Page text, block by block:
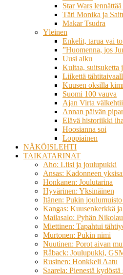
Star Wars
Täti Monika ja
Makar Tsudra
Yleinen
Enkelit, tarua vai
”Huomenna, jos
Uusi alku
Kultaa, suitsuketta
Liikettä
Kuusen oksilla
Suomi 100 vauva
Ajan Virta välkehtii
Annan päivän
Elävä historiikki
Hoosianna soi
Loppiainen
NÄKÖISLEHTI
TAIKATARINAT
Aho: Liisi ja joulupukki
Ansas: Kadonneen
Honkanen: Joulutarina
Hyvärinen: Yksinäinen
Itänen: Pukin
Kangas: Kuusenkerkkä
Mailasalo: Pyhän
Miettinen: Tapahtui
Murtonen: Pukin nimi
Nuutinen: Porot aivan
Råback: Joulupukki,
Rusinen: Honkkeli Aatu
Saarela: Pienestä